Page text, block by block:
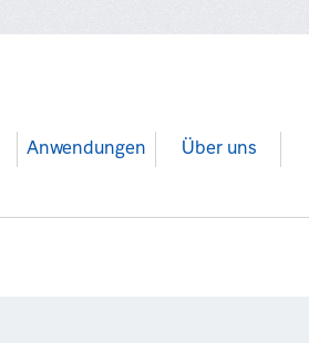
Anwendungen Über uns